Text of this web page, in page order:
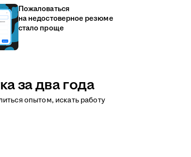
Пожаловаться
на недостоверное резюме
стало проще
за два года
опытом, искать работу